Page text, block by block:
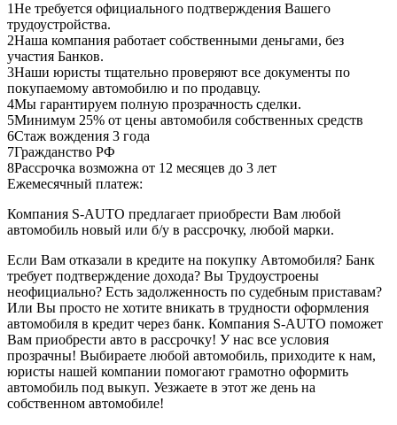
1Не требуется официального подтверждения Вашего
трудоустройства.
2Наша компания работает собственными деньгами, без
участия Банков.
3Наши юристы тщательно проверяют все документы по
покупаемому автомобилю и по продавцу.
4Мы гарантируем полную прозрачность сделки.
5Минимум 25% от цены автомобиля собственных средств
6Стаж вождения 3 года
7Гражданство РФ
8Рассрочка возможна от 12 месяцев до 3 лет
Ежемесячный платеж:
Компания S-AUTO предлагает приобрести Вам любой
автомобиль новый или б/у в рассрочку, любой марки.
Если Вам отказали в кредите на покупку Автомобиля? Банк
требует подтверждение дохода? Вы Трудоустроены
неофициально? Есть задолженность по судебным приставам?
Или Вы просто не хотите вникать в трудности оформления
автомобиля в кредит через банк. Компания S-AUTO поможет
Вам приобрести авто в рассрочку! У нас все условия
прозрачны! Выбираете любой автомобиль, приходите к нам,
юристы нашей компании помогают грамотно оформить
автомобиль под выкуп. Уезжаете в этот же день на
собственном автомобиле!